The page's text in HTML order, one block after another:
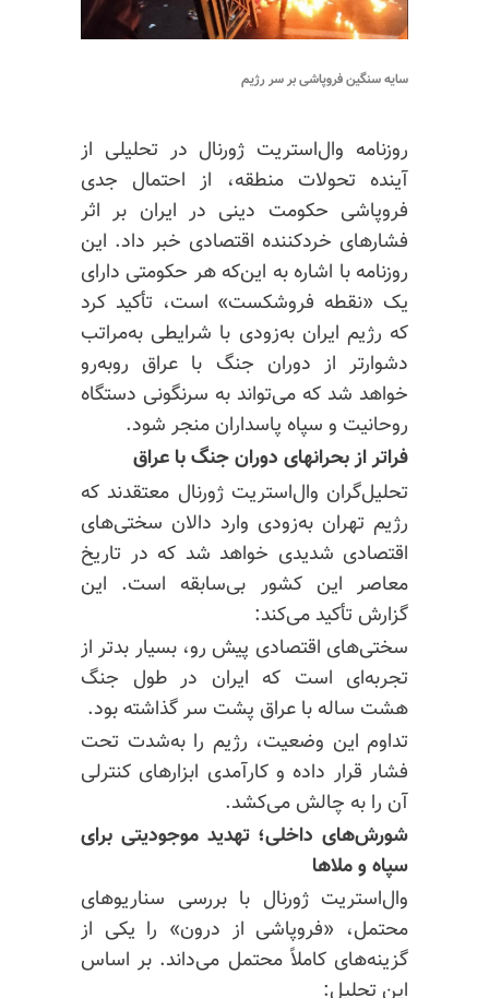
سایه سنگین فروپاشی بر سر رژیم
روزنامه وال‌استریت ژورنال در تحلیلی از
آینده تحولات منطقه، از احتمال جدی
فروپاشی حکومت دینی در ایران بر اثر
فشارهای خردکننده اقتصادی خبر داد. این
روزنامه با اشاره به این‌که هر حکومتی دارای
یک «نقطه فروشکست» است، تأکید کرد
که رژیم ایران به‌زودی با شرایطی به‌مراتب
دشوارتر از دوران جنگ با عراق روبه‌رو
خواهد شد که می‌تواند به سرنگونی دستگاه
روحانیت و سپاه پاسداران منجر شود.
فراتر از بحرانهای دوران جنگ با عراق
تحلیل‌گران وال‌استریت ژورنال معتقدند که
رژیم تهران به‌زودی وارد دالان سختی‌های
اقتصادی شدیدی خواهد شد که در تاریخ
معاصر این کشور بی‌سابقه است. این
گزارش تأکید می‌کند:
سختی‌های اقتصادی پیش رو، بسیار بدتر از
تجربه‌ای است که ایران در طول جنگ
هشت ساله با عراق پشت سر گذاشته بود.
تداوم این وضعیت، رژیم را به‌شدت تحت
فشار قرار داده و کارآمدی ابزارهای کنترلی
آن را به چالش می‌کشد.
شورش‌های داخلی؛ تهدید موجودیتی برای
سپاه و ملاها
وال‌استریت ژورنال با بررسی سناریوهای
محتمل، «فروپاشی از درون» را یکی از
گزینه‌های کاملاً محتمل می‌داند. بر اساس
این تحلیل: